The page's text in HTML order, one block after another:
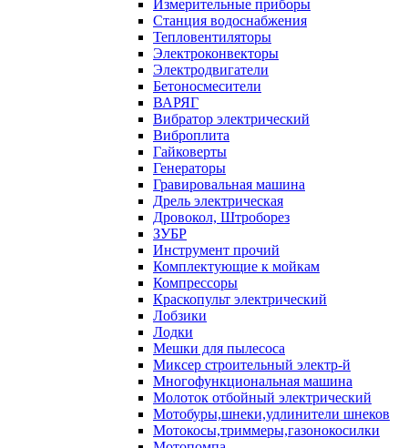
Измерительные приборы
Станция водоснабжения
Тепловентиляторы
Электроконвекторы
Электродвигатели
Бетоносмесители
ВАРЯГ
Вибратор электрический
Виброплита
Гайковерты
Генераторы
Гравировальная машина
Дрель электрическая
Дровокол, Штроборез
ЗУБР
Инструмент прочий
Комплектующие к мойкам
Компрессоры
Краскопульт электрический
Лобзики
Лодки
Мешки для пылесоса
Миксер строительный электр-й
Многофункциональная машина
Молоток отбойный электрический
Мотобуры,шнеки,удлинители шнеков
Мотокосы,триммеры,газонокосилки